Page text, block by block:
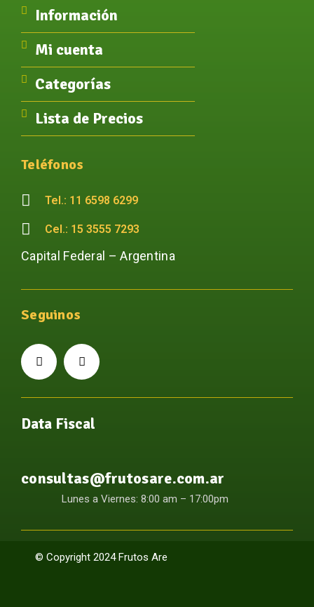
Información
Mi cuenta
Categorías
Lista de Precios
Teléfonos
Tel.: 11 6598 6299
Cel.: 15 3555 7293
Capital Federal – Argentina
Seguinos
Data Fiscal
consultas@frutosare.com.ar
Lunes a Viernes: 8:00 am – 17:00pm
© Copyright 2024 Frutos Are